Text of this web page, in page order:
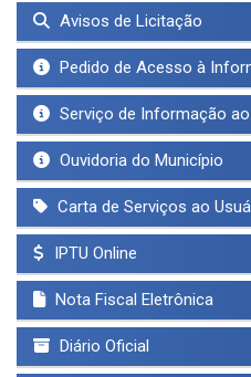
Avisos de Licitação
Pedido de Acesso à
Serviço de Informação
Ouvidoria do Município
Carta de Serviços ao
IPTU Online
Nota Fiscal Eletrônica
Diário Oficial